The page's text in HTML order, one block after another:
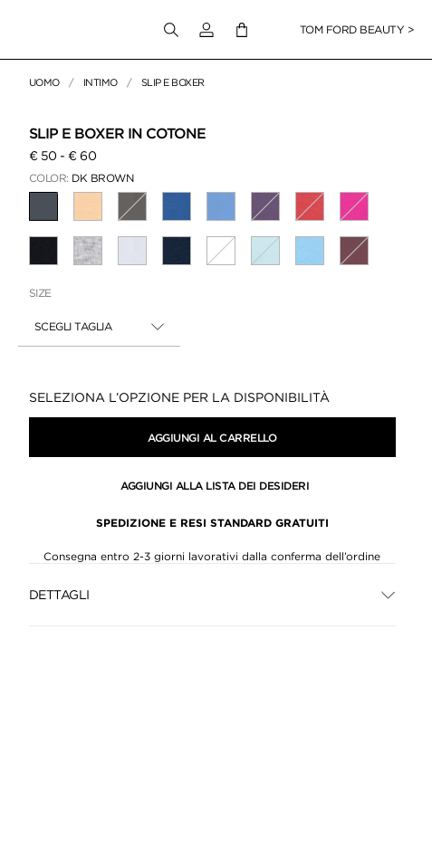
Accedi al tuo accountTOM FORD BEAUTY >
UOMO INTIMO SLIP E BOXER
SLIP E BOXER IN COTONE
€ 50 -€ 60
COLOR: DK BROWN
SELEZIONATO(A)(E)(I)
SIZE
SCEGLI TAGLIA
Disponibilità:
SELEZIONA L’OPZIONE PER LA DISPONIBILITÀ
AGGIUNGI AL CARRELLO
AGGIUNGI ALLA LISTA DEI DESIDERI
SPEDIZIONE E RESI STANDARD GRATUITI
Consegna entro 2-3 giorni lavorativi dalla conferma dell’ordine
DETTAGLI